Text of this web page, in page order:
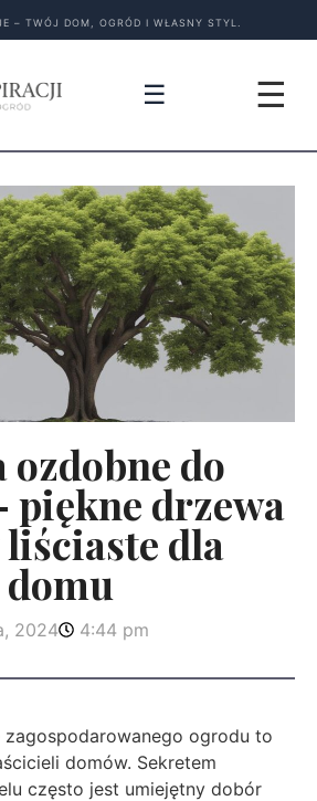
– TWÓJ DOM, OGRÓD I WŁASNY STYL.
☰ ☰
do
piękne drzewa
dla
2024 4:44 pm
zagospodarowanego ogrodu to
domów. Sekretem
często jest umiejętny dobór